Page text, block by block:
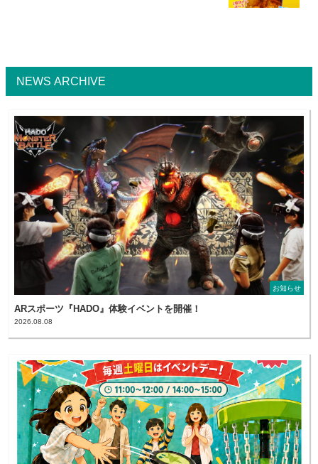
NEWS ARCHIVE
お知らせ
ARスポーツ『HADO』体験イベントを開催！
2026.08.08